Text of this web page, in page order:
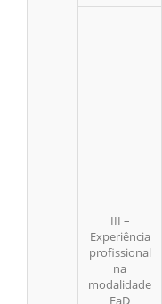
III –
Experiência
profissional
na
modalidade
EaD